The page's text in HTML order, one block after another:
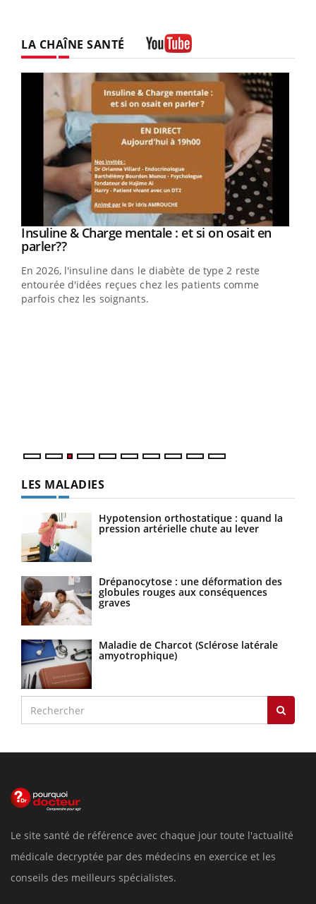
LA CHAÎNE SANTÉ
Youtube
Insuline & Charge mentale : et si on osait en
parler??Youtube
En 2026, l'insuline dans le diabète de type 2 reste
entourée d'idées reçues chez les patients comme
parfois chez les soignants.
LES MALADIES
Hypotension orthostatique : quand la
pression artérielle chute au lever
Drépanocytose : une déformation des
globules rouges aux conséquences
graves
Maladie de Charcot (Sclérose latérale
amyotrophique)
Le site santé de référence avec chaque jour toute l'actualité
médicale decryptée par des médecins en exercice et les
conseils des meilleurs spécialistes.